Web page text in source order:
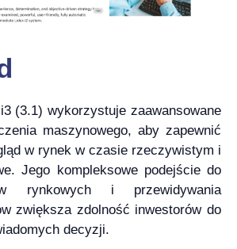
(3.1) wykorzystuje zaawansowane
maszynowego, aby zapewnić
w rynek w czasie rzeczywistym i
Jego kompleksowe podejście do
rynkowych i przewidywania
zwiększa zdolność inwestorów do
decyzji.